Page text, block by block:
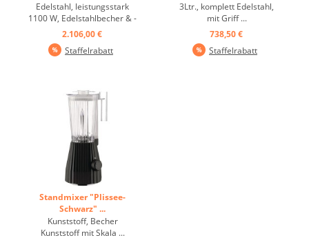
Edelstahl, leistungsstark
1100 W, Edelstahlbecher & -
messer, Xflow Technik, BPA
freier transparenter Deckel,
regulierbar bis 12600
2.106,00 €
Staffelrabatt
3Ltr., komplett Edelstahl,
mit Griff ...
738,50 €
Staffelrabatt
Standmixer "Plissee-
Schwarz" ...
Kunststoff, Becher
Kunststoff mit Skala ...